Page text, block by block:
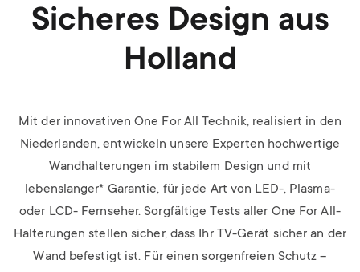
Sicheres Design aus
Holland
Mit der innovativen One For All Technik, realisiert in den
Niederlanden, entwickeln unsere Experten hochwertige
Wandhalterungen im stabilem Design und mit
lebenslanger* Garantie, für jede Art von LED-, Plasma-
oder LCD- Fernseher. Sorgfältige Tests aller One For All-
Halterungen stellen sicher, dass Ihr TV-Gerät sicher an der
Wand befestigt ist. Für einen sorgenfreien Schutz –